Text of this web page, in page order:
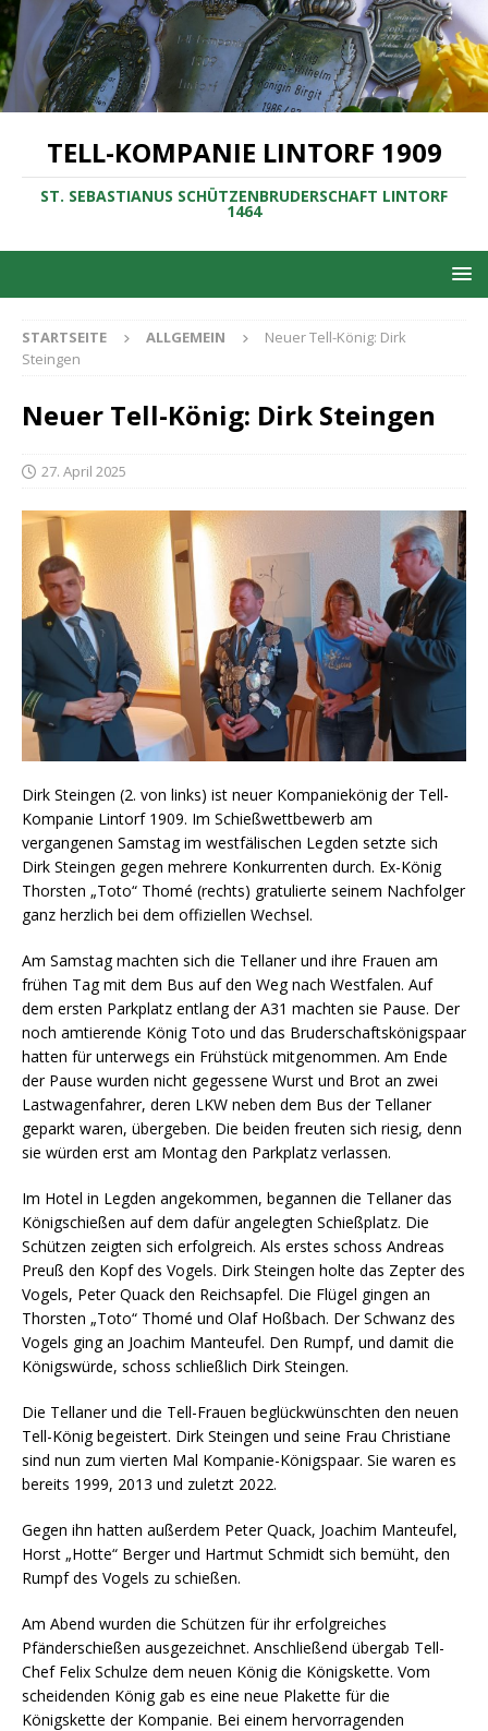
TELL-KOMPANIE LINTORF 1909
ST. SEBASTIANUS SCHÜTZENBRUDERSCHAFT LINTORF
1464
STARTSEITE ALLGEMEIN
Neuer Tell-König: Dirk
Steingen
Neuer Tell-König: Dirk Steingen
27. April 2025
Dirk Steingen (2. von links) ist neuer Kompaniekönig der Tell-
Kompanie Lintorf 1909. Im Schießwettbewerb am
vergangenen Samstag im westfälischen Legden setzte sich
Dirk Steingen gegen mehrere Konkurrenten durch. Ex-König
Thorsten „Toto“ Thomé (rechts) gratulierte seinem Nachfolger
ganz herzlich bei dem offiziellen Wechsel.
Am Samstag machten sich die Tellaner und ihre Frauen am
frühen Tag mit dem Bus auf den Weg nach Westfalen. Auf
dem ersten Parkplatz entlang der A31 machten sie Pause. Der
noch amtierende König Toto und das Bruderschaftskönigspaar
hatten für unterwegs ein Frühstück mitgenommen. Am Ende
der Pause wurden nicht gegessene Wurst und Brot an zwei
Lastwagenfahrer, deren LKW neben dem Bus der Tellaner
geparkt waren, übergeben. Die beiden freuten sich riesig, denn
sie würden erst am Montag den Parkplatz verlassen.
Im Hotel in Legden angekommen, begannen die Tellaner das
Königschießen auf dem dafür angelegten Schießplatz. Die
Schützen zeigten sich erfolgreich. Als erstes schoss Andreas
Preuß den Kopf des Vogels. Dirk Steingen holte das Zepter des
Vogels, Peter Quack den Reichsapfel. Die Flügel gingen an
Thorsten „Toto“ Thomé und Olaf Hoßbach. Der Schwanz des
Vogels ging an Joachim Manteufel. Den Rumpf, und damit die
Königswürde, schoss schließlich Dirk Steingen.
Die Tellaner und die Tell-Frauen beglückwünschten den neuen
Tell-König begeistert. Dirk Steingen und seine Frau Christiane
sind nun zum vierten Mal Kompanie-Königspaar. Sie waren es
bereits 1999, 2013 und zuletzt 2022.
Gegen ihn hatten außerdem Peter Quack, Joachim Manteufel,
Horst „Hotte“ Berger und Hartmut Schmidt sich bemüht, den
Rumpf des Vogels zu schießen.
Am Abend wurden die Schützen für ihr erfolgreiches
Pfänderschießen ausgezeichnet. Anschließend übergab Tell-
Chef Felix Schulze dem neuen König die Königskette. Vom
scheidenden König gab es eine neue Plakette für die
Königskette der Kompanie. Bei einem hervorragenden